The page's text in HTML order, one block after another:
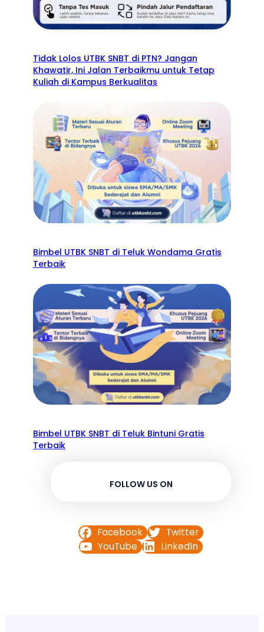
Tidak Lolos UTBK SNBT di PTN? Jangan
Khawatir, Ini Jalan Terbaikmu untuk Tetap
Kuliah di Kampus Berkualitas
Bimbel UTBK SNBT di Teluk Wondama Gratis
Terbaik
Bimbel UTBK SNBT di Teluk Bintuni Gratis
Terbaik
FOLLOW US ON
Facebook
Twitter
YouTube
LinkedIn